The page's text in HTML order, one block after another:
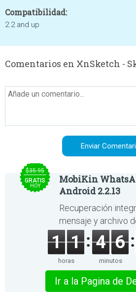
Compatibilidad:
2.2 and up
Comentarios en XnSketch -
$35.95
GRATIS
HOY
MobiKin
Android 2.2.13
Recuperación
mensaje y archivo
1 1
horas
4 6
minutos
Ir a la Pagina de